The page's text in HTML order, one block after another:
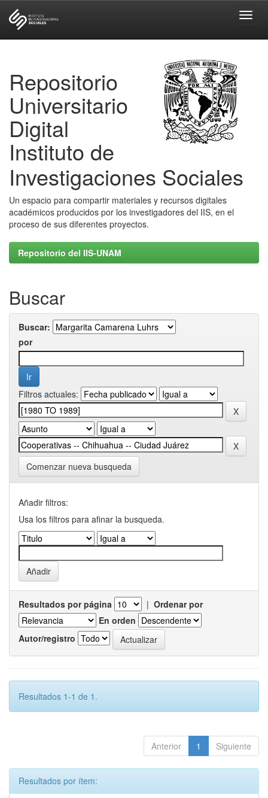
Repositorio
Universitario
Digital
Instituto de
Investigaciones Sociales
Un espacio para compartir materiales y recursos digitales
académicos producidos por los investigadores del IIS, en el
proceso de sus diferentes proyectos.
Repositorio del IIS-UNAM
Buscar
Buscar:
por
Filtros actuales:
Comenzar nueva busqueda
Añadir filtros:
Usa los filtros para afinar la busqueda.
Resultados por página | Ordenar por
En orden
Autor/registro
Resultados 1-1 de 1.
Anterior 1 Siguiente
Resultados por ítem: